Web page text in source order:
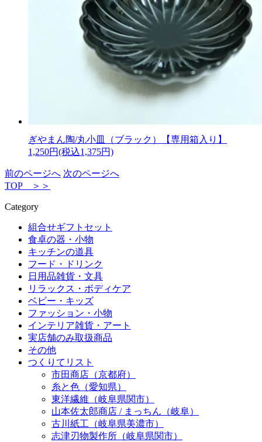
ぎやまん陶/丸小皿（ブラック）【専用箱入り】
1,250円(税込1,375円)
前のページへ 次のページへ
TOP ＞＞
Category
組合せギフトセット
食卓の器・小物
キッチンの道具
フード・ドリンク
日用品雑貨・文具
リラックス・ボディケア
ベビー・キッズ
ファッション・小物
インテリア雑貨・アート
実店舗のみ取扱商品
その他
つくりてリスト
市田商店（京都府）
糸と色（愛知県）
東洋繊維（岐阜県関市）
山本佐太郎商店 / まっちん（岐阜）
古川紙工（岐阜県美濃市）
志津刃物製作所（岐阜県関市）